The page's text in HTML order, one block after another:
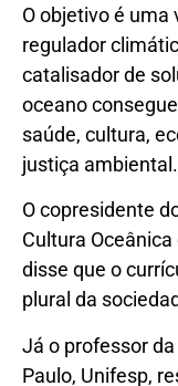
O objetivo é
regulador
catalisador de
oceano
saúde, cultura,
justiça ambiental.
O copresidente
Cultura
disse que o
plural da
Já o professor
Paulo, Unifesp,